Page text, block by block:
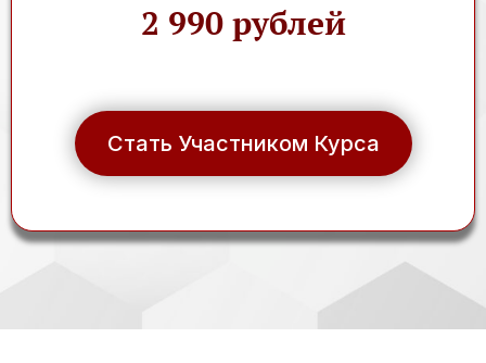
2 990 рублей
Стать Участником Курса